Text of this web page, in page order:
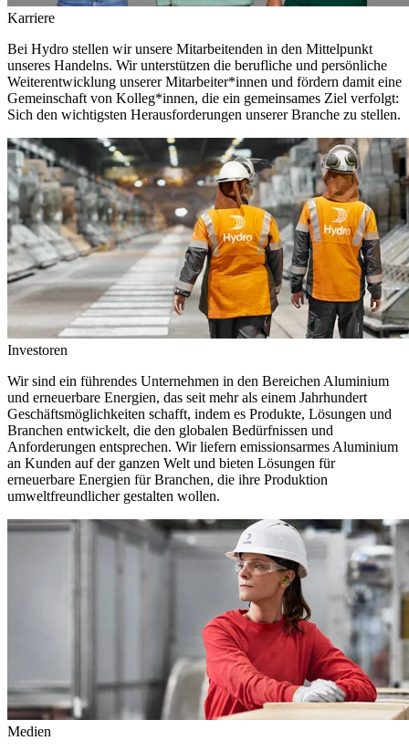
Karriere
Bei Hydro stellen wir unsere Mitarbeitenden in den Mittelpunkt
unseres Handelns. Wir unterstützen die berufliche und persönliche
Weiterentwicklung unserer Mitarbeiter*innen und fördern damit eine
Gemeinschaft von Kolleg*innen, die ein gemeinsames Ziel verfolgt:
Sich den wichtigsten Herausforderungen unserer Branche zu stellen.
Investoren
Wir sind ein führendes Unternehmen in den Bereichen Aluminium
und erneuerbare Energien, das seit mehr als einem Jahrhundert
Geschäftsmöglichkeiten schafft, indem es Produkte, Lösungen und
Branchen entwickelt, die den globalen Bedürfnissen und
Anforderungen entsprechen. Wir liefern emissionsarmes Aluminium
an Kunden auf der ganzen Welt und bieten Lösungen für
erneuerbare Energien für Branchen, die ihre Produktion
umweltfreundlicher gestalten wollen.
Medien